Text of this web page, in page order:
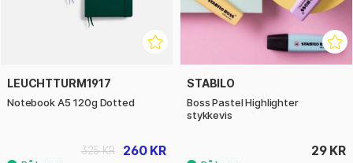
LEUCHTTURM1917
Notebook A5 120g Dotted
260 KR
325 KR
STABILO
Boss Pastel Highlighter
stykkevis
29 KR